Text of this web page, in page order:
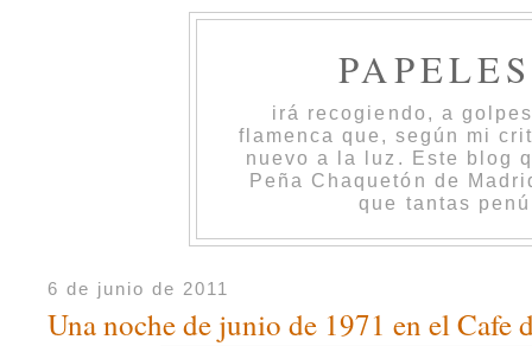
irá recogiendo, a
flamenca que, según mi
nuevo a la luz. Este blog
Peña Chaquetón de
que tantas
6 de junio de 2011
Una noche de junio de 1971 en el Cafe